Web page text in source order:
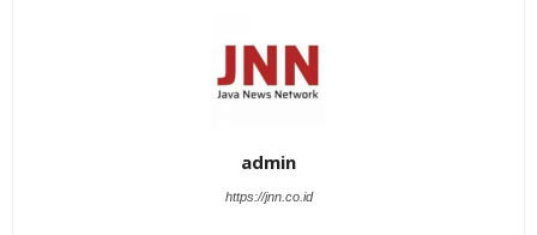
admin
https://jnn.co.id